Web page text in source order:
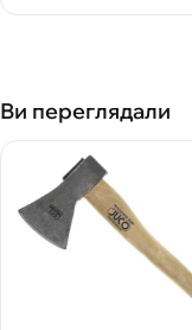
Ви переглядали